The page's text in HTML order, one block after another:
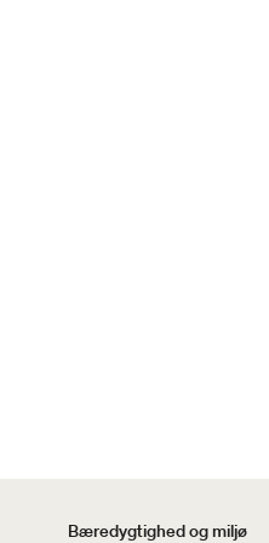
Bæredygtighed og miljø